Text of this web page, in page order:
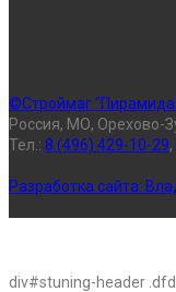
©Строймаг
Россия, МО, Орехово-
Тел.: 8 (496) 429-10-29,
Разработка сайта:
div#stuning-header